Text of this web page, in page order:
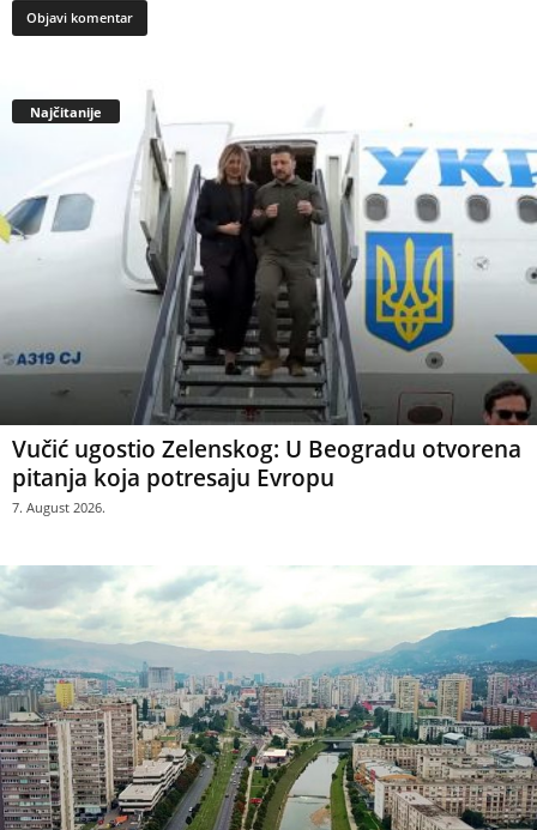
Najčitanije
Vučić ugostio Zelenskog: U Beogradu otvorena
pitanja koja potresaju Evropu
7. August 2026.